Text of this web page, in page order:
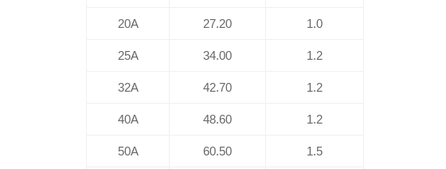
20A 27.20 1.0
25A 34.00 1.2
32A 42.70 1.2
40A 48.60 1.2
50A 60.50 1.5